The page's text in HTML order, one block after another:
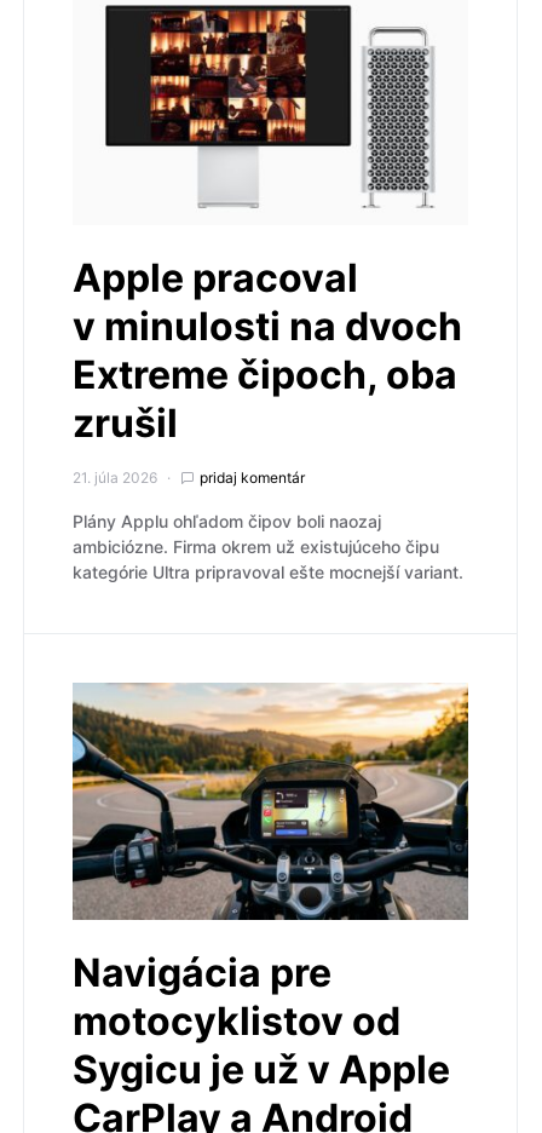
Apple pracoval
v minulosti na dvoch
Extreme čipoch, oba
zrušil
21. júla 2026 pridaj komentár
Plány Applu ohľadom čipov boli naozaj
ambiciózne. Firma okrem už existujúceho čipu
kategórie Ultra pripravoval ešte mocnejší variant.
Navigácia pre
motocyklistov od
Sygicu je už v Apple
CarPlay a Android